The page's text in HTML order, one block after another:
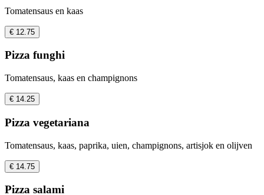
Tomatensaus en kaas
€ 12.75
Pizza funghi
Tomatensaus, kaas en champignons
€ 14.25
Pizza vegetariana
Tomatensaus, kaas, paprika, uien, champignons, artisjok en olijven
€ 14.75
Pizza salami